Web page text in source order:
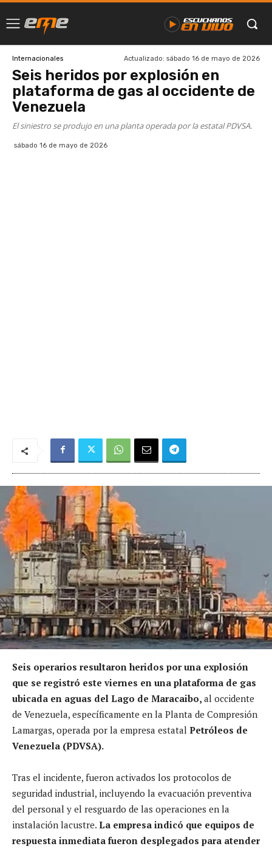
Internacionales Actualizado: sábado 16 de mayo de 2026
Seis heridos por explosión en
plataforma de gas al occidente de
Venezuela
El siniestro se produjo en una planta operada por la estatal PDVSA.
sábado 16 de mayo de 2026
Seis operarios resultaron heridos por una explosión
que se registró este viernes en una plataforma de gas
ubicada en aguas del Lago de Maracaibo, al occidente
de Venezuela, específicamente en la Planta de Compresión
Lamargas, operada por la empresa estatal Petróleos de
Venezuela (PDVSA).
Tras el incidente, fueron activados los protocolos de
seguridad industrial, incluyendo la evacuación preventiva
del personal y el resguardo de las operaciones en la
instalación lacustre. La empresa indicó que equipos de
respuesta inmediata fueron desplegados para atender